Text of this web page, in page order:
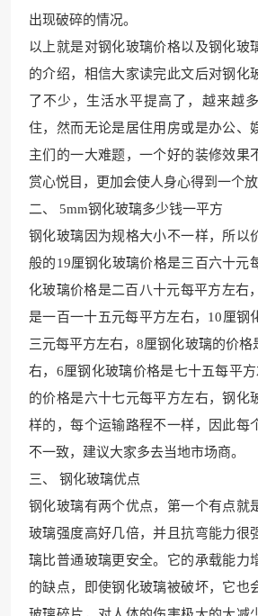
出现破碎的情况。
以上就是对钢化玻璃价格以及钢化玻
的介绍，相信大家读完此文后对钢化
了不少， 生活水平提高了，越来越
住，然而无论是居住用房或是办公、
主们 的一大难题，一个好的装修效果
赏心悦目，更加会使人身心得到 一个放
二、 5mm钢化玻璃多少钱一平方
钢化玻璃因为规格大小不一样，所以
般的19厘钢化玻璃价格是三百六十元
化玻璃价格是二百八十元每平方左右
是一百一十五元每平方左右，10厘钢
三元每平方左右，8厘钢化玻璃的价格
右，6厘钢化玻璃价格是七十五每平
的价格是六十七元每平方左右，钢化
样的，每个运输路程不一样，因此每
不一致，建议大家多去当地市场商。
三、 钢化玻璃优点
钢化玻璃有两个优点，第一个有点就
玻璃强度高好几倍，并且抗弯能力很
璃比普通玻璃更安全。它的承载能力
的缺点，即使钢化玻璃被破坏，它也